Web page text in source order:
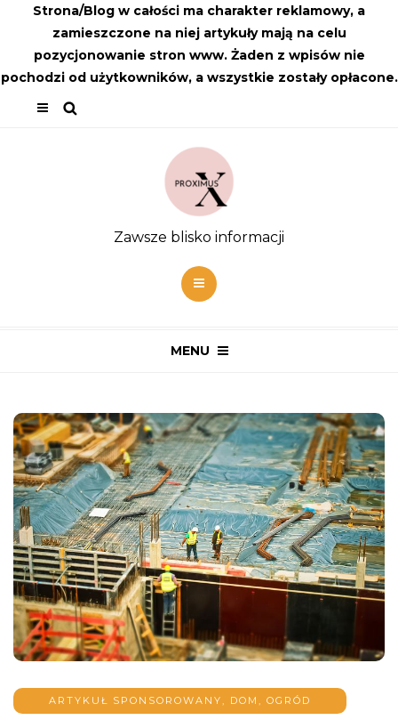
Strona/Blog w całości ma charakter reklamowy, a
zamieszczone na niej artykuły mają na celu
pozycjonowanie stron www. Żaden z wpisów nie
pochodzi od użytkowników, a wszystkie zostały opłacone.
Zawsze blisko informacji
MENU
ARTYKUŁ SPONSOROWANY, DOM, OGRÓD